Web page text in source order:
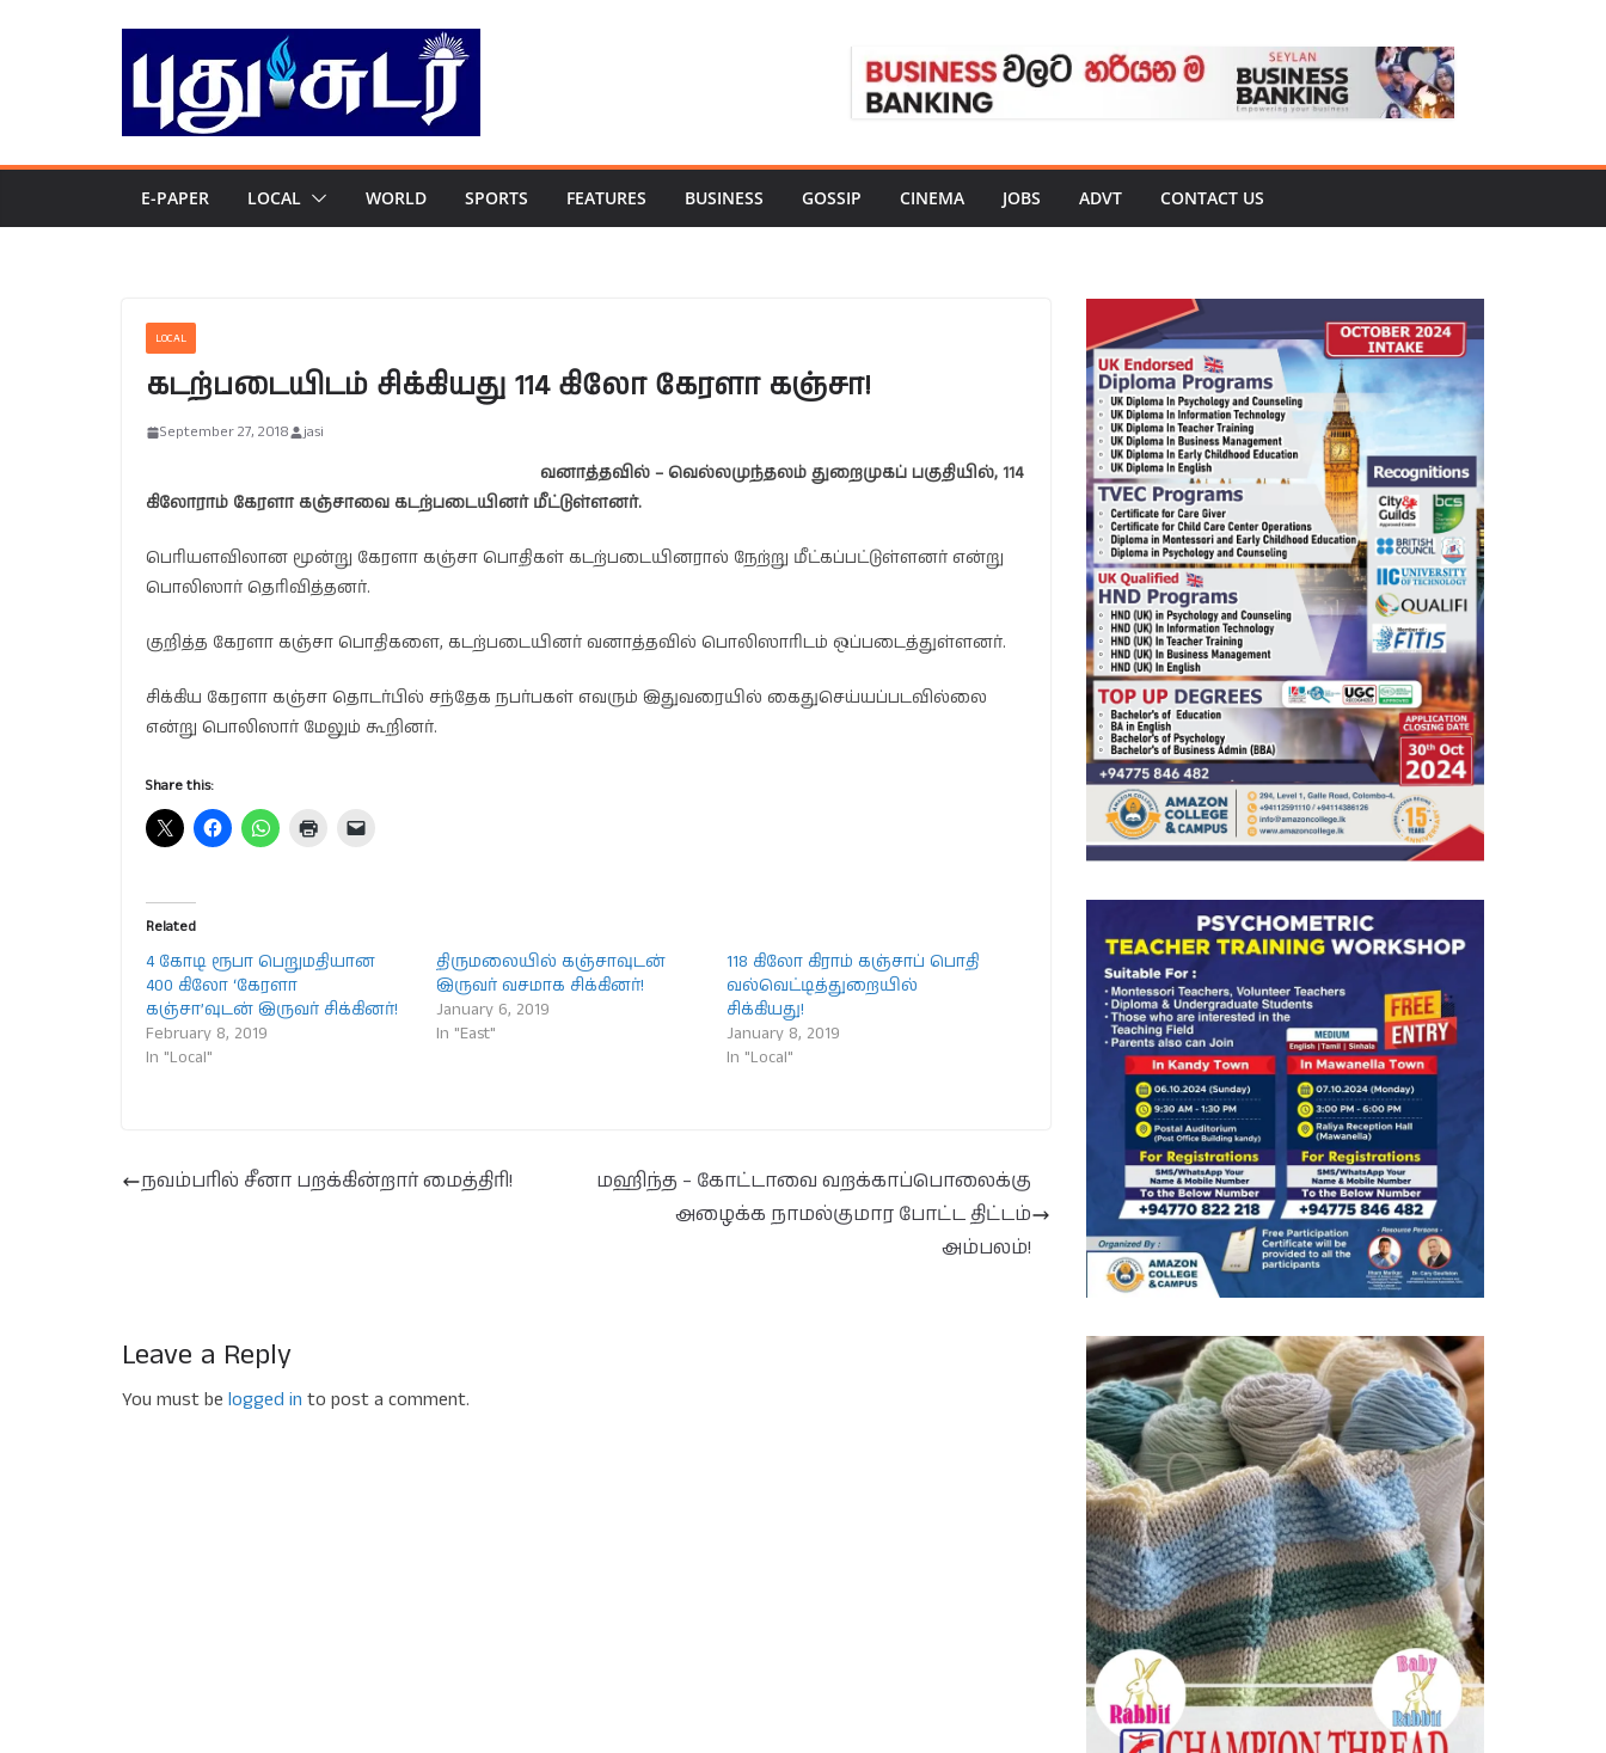
E-PAPER LOCAL WORLD SPORTS FEATURES BUSINESS GOSSIP CINEMA JOBS ADVT CONTACT US
LOCAL
கடற்படையிடம் சிக்கியது 114 கிலோ கேரளா கஞ்சா!
September 27, 2018 jasi
வனாத்தவில் – வெல்லமுந்தலம் துறைமுகப் பகுதியில், 114
கிலோராம் கேரளா கஞ்சாவை கடற்படையினர் மீட்டுள்ளனர்.
பெரியளவிலான மூன்று கேரளா கஞ்சா பொதிகள் கடற்படையினரால் நேற்று மீட்கப்பட்டுள்ளனர் என்று
பொலிஸார் தெரிவித்தனர்.
குறித்த கேரளா கஞ்சா பொதிகளை, கடற்படையினர் வனாத்தவில் பொலிஸாரிடம் ஒப்படைத்துள்ளனர்.
சிக்கிய கேரளா கஞ்சா தொடர்பில் சந்தேக நபர்பகள் எவரும் இதுவரையில் கைதுசெய்யப்படவில்லை
என்று பொலிஸார் மேலும் கூறினர்.
Share this:
Related
4 கோடி ரூபா பெறுமதியான
400 கிலோ ‘கேரளா
கஞ்சா’வுடன் இருவர் சிக்கினர்!
February 8, 2019
In "Local"
திருமலையில் கஞ்சாவுடன்
இருவர் வசமாக சிக்கினர்!
January 6, 2019
In "East"
118 கிலோ கிராம் கஞ்சாப் பொதி
வல்வெட்டித்துறையில்
சிக்கியது!
January 8, 2019
In "Local"
நவம்பரில் சீனா பறக்கின்றார் மைத்திரி!
மஹிந்த – கோட்டாவை வறக்காப்பொலைக்கு
அழைக்க நாமல்குமார போட்ட திட்டம்
அம்பலம்!
Leave a Reply
You must be logged in to post a comment.